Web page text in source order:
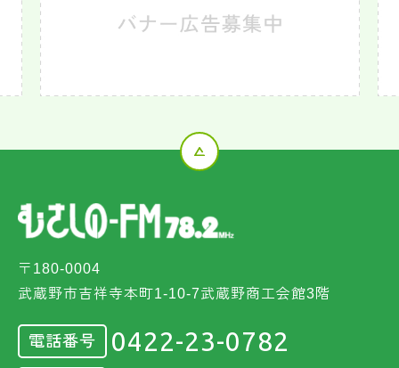
〒180-0004
武蔵野市吉祥寺本町1-10-7武蔵野商工会館3階
電話番号 0422-23-0782